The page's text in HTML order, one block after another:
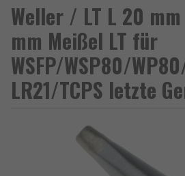
Weller / LT L 20
mm Meißel LT für
WSFP/WSP80/
LR21/TCPS letzte